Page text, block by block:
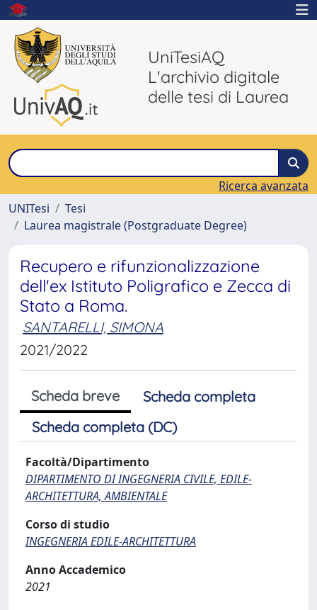
UniTesiAQ
L'archivio digitale
delle tesi di Laurea
Ricerca avanzata
UNITesi
Tesi
Laurea magistrale (Postgraduate Degree)
Recupero e rifunzionalizzazione
dell'ex Istituto Poligrafico e Zecca di
Stato a Roma.
SANTARELLI, SIMONA
2021/2022
Scheda breve
Scheda completa
Scheda completa (DC)
Facoltà/Dipartimento
DIPARTIMENTO DI INGEGNERIA CIVILE, EDILE-
ARCHITETTURA, AMBIENTALE
Corso di studio
INGEGNERIA EDILE-ARCHITETTURA
Anno Accademico
2021